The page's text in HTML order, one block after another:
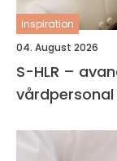
inspiration
04. August 2026
S-HLR –
vårdpersonal